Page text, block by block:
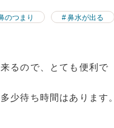
のつまり 鼻水が出る
るので、とても便利で
少待ち時間はあります。